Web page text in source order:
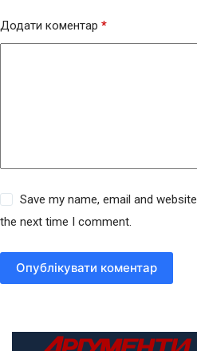
Додати коментар *
Save my name, email and
the next time I comment.
Опублікувати коментар